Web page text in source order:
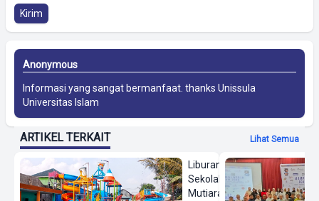
Kirim
Anonymous
Informasi yang sangat bermanfaat. thanks Unissula
Universitas Islam
ARTIKEL TERKAIT Lihat Semua
Liburan
Sekolah,
Mutiara